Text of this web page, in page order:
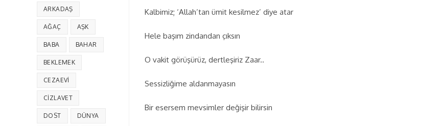
Kalbimiz; ‘Allah’tan ümit kesilmez’ diye atar
Hele başım zindandan çıksın
O vakit görüşürüz, dertleşiriz Zaar..
Sessizliğime aldanmayasın
Bir esersem mevsimler değişir bilirsin
ARKADAŞ
AĞAÇ AŞK
BABA BAHAR
BEKLEMEK
CEZAEVI
CIZLAVET
DOST DÜNYA